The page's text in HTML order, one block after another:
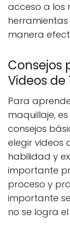
acceso a los
manera
Consejos
Videos
Para
maquillaje,
consejos
elegir videos
habilidad y
importante
proceso y
importante
no se logra